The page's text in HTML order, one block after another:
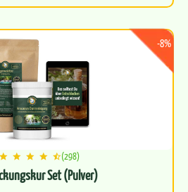
-8%
(298)
Set (Pulver)